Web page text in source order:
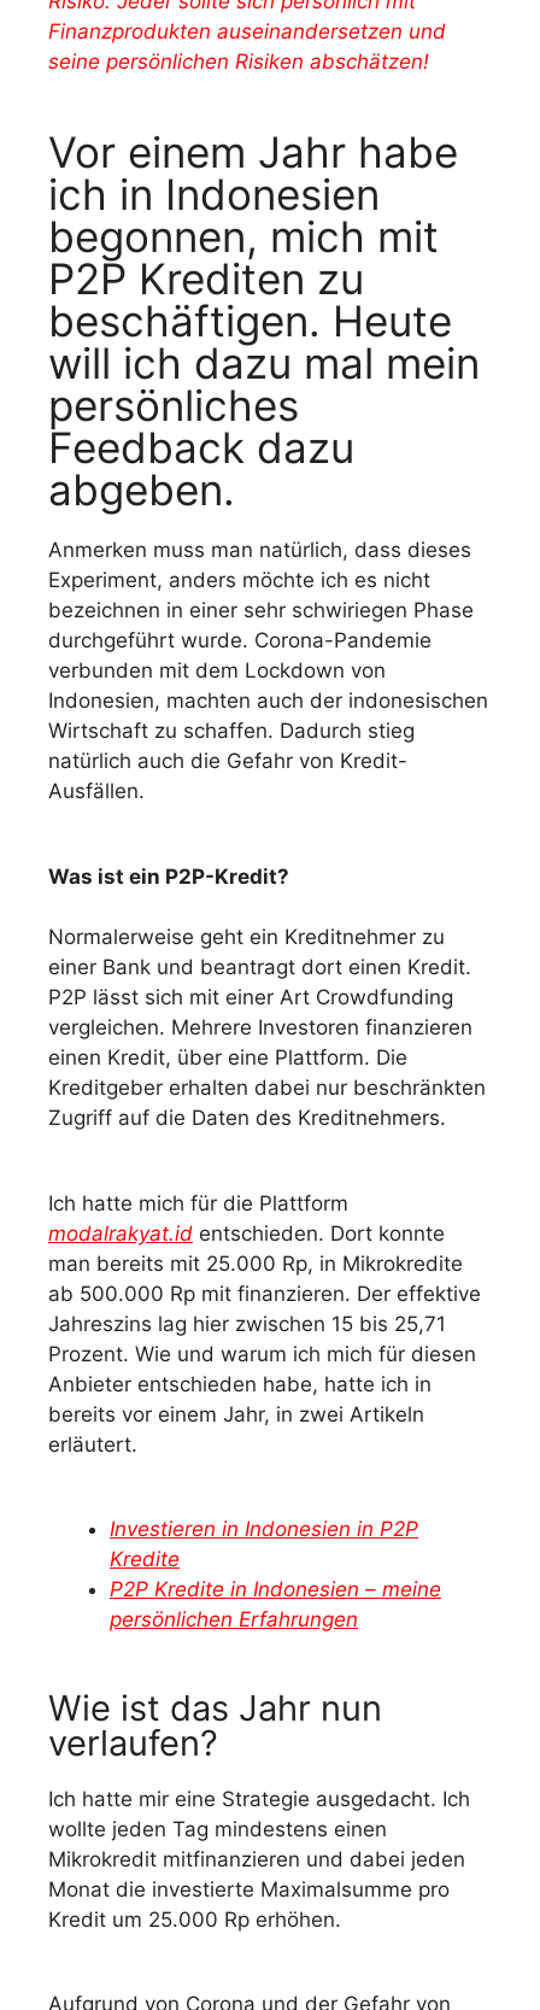
Finanzprodukten auseinandersetzen und
seine persönlichen Risiken abschätzen!
Vor einem Jahr habe
ich in Indonesien
begonnen, mich mit
P2P Krediten zu
beschäftigen. Heute
will ich dazu mal mein
persönliches
Feedback dazu
abgeben.
Anmerken muss man natürlich, dass dieses
Experiment, anders möchte ich es nicht
bezeichnen in einer sehr schwiriegen Phase
durchgeführt wurde. Corona-Pandemie
verbunden mit dem Lockdown von
Indonesien, machten auch der indonesischen
Wirtschaft zu schaffen. Dadurch stieg
natürlich auch die Gefahr von Kredit-
Ausfällen.
Was ist ein P2P-Kredit?
Normalerweise geht ein Kreditnehmer zu
einer Bank und beantragt dort einen Kredit.
P2P lässt sich mit einer Art Crowdfunding
vergleichen. Mehrere Investoren finanzieren
einen Kredit, über eine Plattform. Die
Kreditgeber erhalten dabei nur beschränkten
Zugriff auf die Daten des Kreditnehmers.
Ich hatte mich für die Plattform
modalrakyat.id entschieden. Dort konnte
man bereits mit 25.000 Rp, in Mikrokredite
ab 500.000 Rp mit finanzieren. Der effektive
Jahreszins lag hier zwischen 15 bis 25,71
Prozent. Wie und warum ich mich für diesen
Anbieter entschieden habe, hatte ich in
bereits vor einem Jahr, in zwei Artikeln
erläutert.
Investieren in Indonesien in P2P
Kredite
P2P Kredite in Indonesien – meine
persönlichen Erfahrungen
Wie ist das Jahr nun
verlaufen?
Ich hatte mir eine Strategie ausgedacht. Ich
wollte jeden Tag mindestens einen
Mikrokredit mitfinanzieren und dabei jeden
Monat die investierte Maximalsumme pro
Kredit um 25.000 Rp erhöhen.
Aufgrund von Corona und der Gefahr von